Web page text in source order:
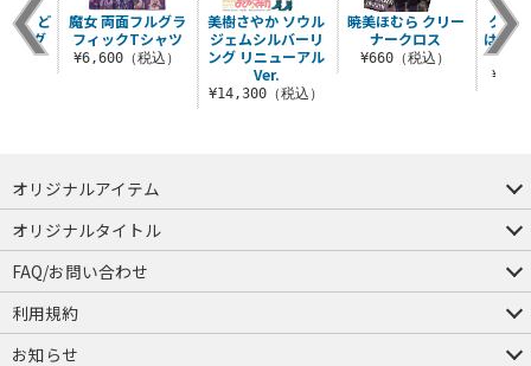
美樹さやか ソウル
ジェムシルバーリ
ング リニューアル
Ver.
¥14,300（税込）
暁美ほむら クリー
ナークロス
¥660（税込）
クラ
は内
トまど
マグ
魔女 両面フルグラ
フィックTシャツ
¥6,600（税込）
オリジナルアイテム
つままれ
つかまれ
ピョコッテ
オリジナルタイトル
アイテムヤ
ミスカトニック大學購買部
FAQ/お問い合わせ
FAQ
お問い合わせ
利用規約
会員規約・ポイント規約
特定商取引法に関する表示
プライバシーポリシー
お知らせ